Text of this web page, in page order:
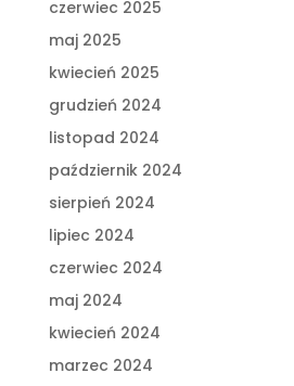
czerwiec 2025
maj 2025
kwiecień 2025
grudzień 2024
listopad 2024
październik 2024
sierpień 2024
lipiec 2024
czerwiec 2024
maj 2024
kwiecień 2024
marzec 2024